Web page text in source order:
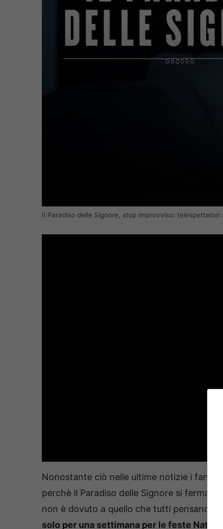
Il Paradiso delle Signore, stop improvviso:
Nonostante ciò nelle ultime notizie i fan
perchè il Paradiso delle Signore si ferma
non è dovuto a quello che tutti pensano.
solo per una settimana per le feste